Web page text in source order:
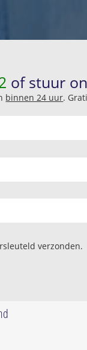
of stuur
binnen 24 uur.
verzonden.